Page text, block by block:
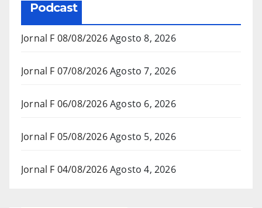
Podcast
Jornal F 08/08/2026Agosto 8, 2026
Jornal F 07/08/2026Agosto 7, 2026
Jornal F 06/08/2026Agosto 6, 2026
Jornal F 05/08/2026Agosto 5, 2026
Jornal F 04/08/2026Agosto 4, 2026